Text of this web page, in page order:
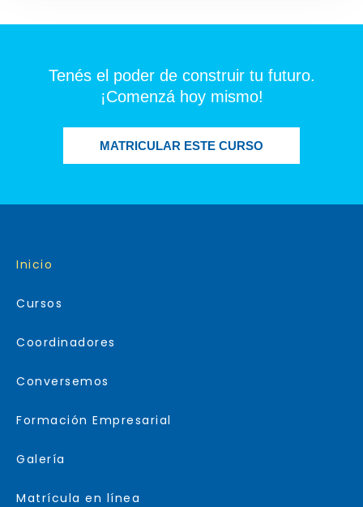
Tenés el poder de construir tu futuro.
¡Comenzá hoy mismo!
MATRICULAR ESTE CURSO
Inicio
Cursos
Coordinadores
Conversemos
Formación Empresarial
Galería
Matrícula en línea